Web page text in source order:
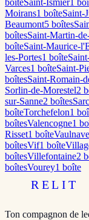
boîteSaint-Ismier1
Moirans1 boîteSaint-
Beaumont5 boîtes
boîtesSaint-Martin-
boîteSaint-Maurice-
les-Portes1 boîte
Varces1 boîteSaint-
boîtesSaint-Romain-
Sorlin-de-Morestel2
sur-Sanne2 boîtes
boîteTorchefelon1
boîtesValencogne1
Risset1 boîte
boîtesVif1 boîte
boîtesVillefontaine2
boîtesVourey1 boîte
RELIT
Ton compagnon de